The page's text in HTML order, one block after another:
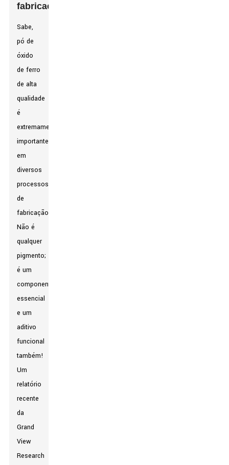
fabricação
Sabe,
pó de
óxido
de ferro
de alta
qualidade
é
extremamente
importante
em
diversos
processos
de
fabricação.
Não é
qualquer
pigmento;
é um
componente
essencial
e um
aditivo
funcional
também!
Um
relatório
recente
da
Grand
View
Research